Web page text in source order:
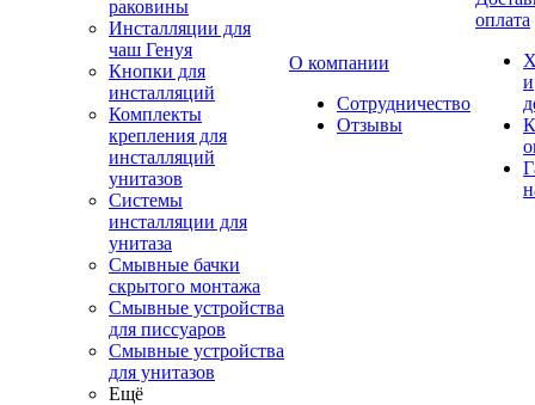
раковины
Инсталляции для
чаш Генуя
Кнопки для
инсталляций
Комплекты
крепления для
инсталляций
унитазов
Системы
инсталляции для
унитаза
Смывные бачки
скрытого монтажа
Смывные устройства
для писсуаров
Смывные устройства
для унитазов
Ещё
О компании
Сотрудничество
Отзывы
оплата
и